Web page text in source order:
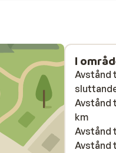
I
Avstånd
Avstånd
km
Avstånd
Avstånd